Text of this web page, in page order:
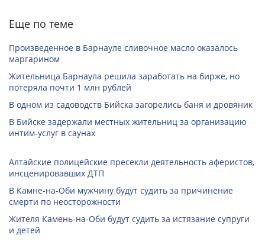
Еще по теме
Произведенное в Барнауле сливочное масло оказалось
маргарином
Жительница Барнаула решила заработать на бирже, но
потеряла почти 1 млн рублей
В одном из садоводств Бийска загорелись баня и дровяник
В Бийске задержали местных жительниц за организацию
интим-услуг в саунах
Алтайские полицейские пресекли деятельность аферистов,
инсценировавших ДТП
В Камне-на-Оби мужчину будут судить за причинение
смерти по неосторожности
Жителя Камень-на-Оби будут судить за истязание супруги
и детей